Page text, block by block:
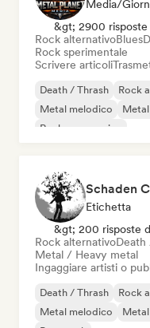
Media/
&gt; 2900 risposte
Rock alternativoBlues
Rock sperimentale
Scrivere articoli
Death / Thrash Rock
Metal melodico
Rock progressivo
Schaden
Etichetta
&gt; 200 risposte
Rock alternativoDeath
Metal / Heavy metal
Ingaggiare artisti o
Death / Thrash Rock
Metal melodico